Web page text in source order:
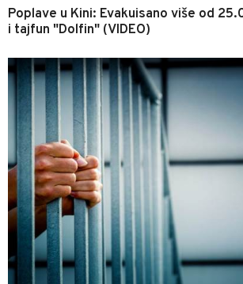
Poplave u Kini: Evakuisano više od
i tajfun "Dolfin" (VIDEO)